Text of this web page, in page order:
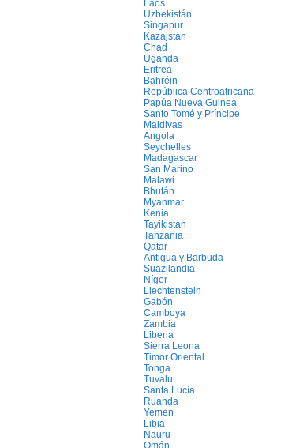
Laos
Uzbekistán
Singapur
Kazajstán
Chad
Uganda
Eritrea
Bahréin
República Centroafricana
Papúa Nueva Guinea
Santo Tomé y Príncipe
Maldivas
Angola
Seychelles
Madagascar
San Marino
Malawi
Bhután
Myanmar
Kenia
Tayikistán
Tanzania
Qatar
Antigua y Barbuda
Suazilandia
Níger
Liechtenstein
Gabón
Camboya
Zambia
Liberia
Sierra Leona
Timor Oriental
Tonga
Tuvalu
Santa Lucía
Ruanda
Yemen
Libia
Nauru
Omán